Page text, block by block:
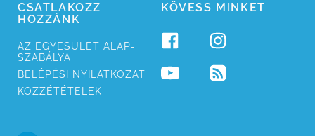
CSATLAKOZZ
HOZZÁNK
AZ EGYESÜ­LET ALAP­
SZABÁLYA
BELÉPÉSI NYILAT­KOZAT
KÖZZÉ­TÉTELEK
KÖVESS MINKET